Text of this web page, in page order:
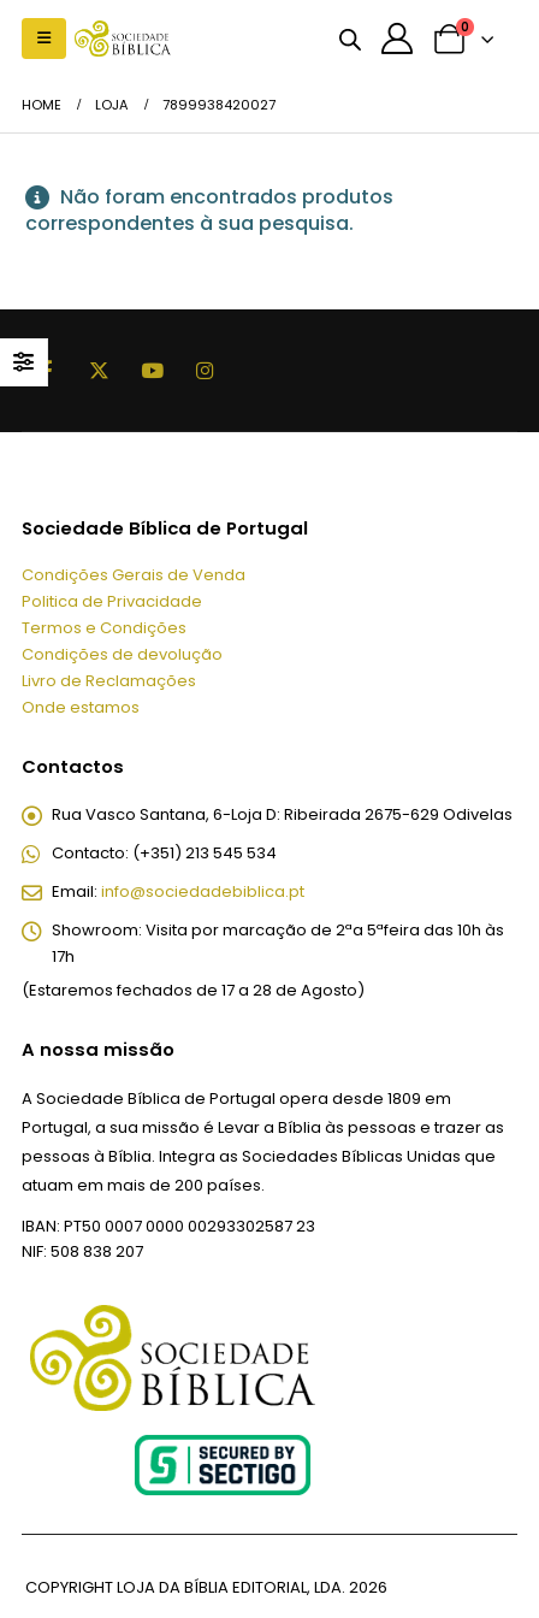
0
HOME LOJA 7899938420027
Não foram encontrados produtos
correspondentes à sua pesquisa.
Sociedade Bíblica de Portugal
Condições Gerais de Venda
Politica de Privacidade
Termos e Condições
Condições de devolução
Livro de Reclamações
Onde estamos
Contactos
Rua Vasco Santana, 6-Loja D: Ribeirada 2675-629 Odivelas
Contacto: (+351) 213 545 534
Email: info@sociedadebiblica.pt
Showroom: Visita por marcação de 2ªa 5ªfeira das 10h às
17h
(Estaremos fechados de 17 a 28 de Agosto)
A nossa missão
A Sociedade Bíblica de Portugal opera desde 1809 em
Portugal, a sua missão é Levar a Bíblia às pessoas e trazer as
pessoas à Bíblia. Integra as Sociedades Bíblicas Unidas que
atuam em mais de 200 países.
IBAN: PT50 0007 0000 00293302587 23
NIF: 508 838 207
COPYRIGHT LOJA DA BÍBLIA EDITORIAL, LDA. 2026